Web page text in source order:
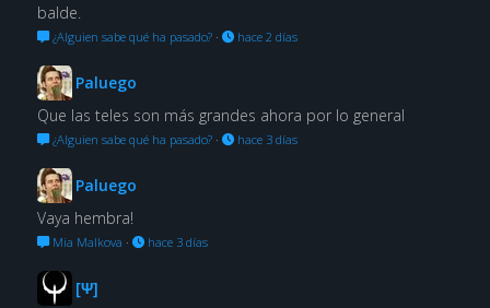
balde.
¿Alguien sabe qué ha pasado?· hace 2 días
Paluego
Que las teles son más grandes ahora por lo general
¿Alguien sabe qué ha pasado?· hace 3 días
Paluego
Vaya hembra!
Mia Malkova · hace 3 días
[Ψ]